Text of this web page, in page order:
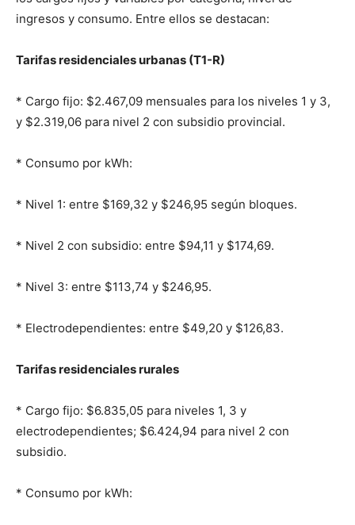
ingresos y consumo. Entre ellos se destacan:
Tarifas residenciales urbanas (T1-R)
* Cargo fijo: $2.467,09 mensuales para los niveles 1 y 3,
y $2.319,06 para nivel 2 con subsidio provincial.
* Consumo por kWh:
* Nivel 1: entre $169,32 y $246,95 según bloques.
* Nivel 2 con subsidio: entre $94,11 y $174,69.
* Nivel 3: entre $113,74 y $246,95.
* Electrodependientes: entre $49,20 y $126,83.
Tarifas residenciales rurales
* Cargo fijo: $6.835,05 para niveles 1, 3 y
electrodependientes; $6.424,94 para nivel 2 con
subsidio.
* Consumo por kWh: